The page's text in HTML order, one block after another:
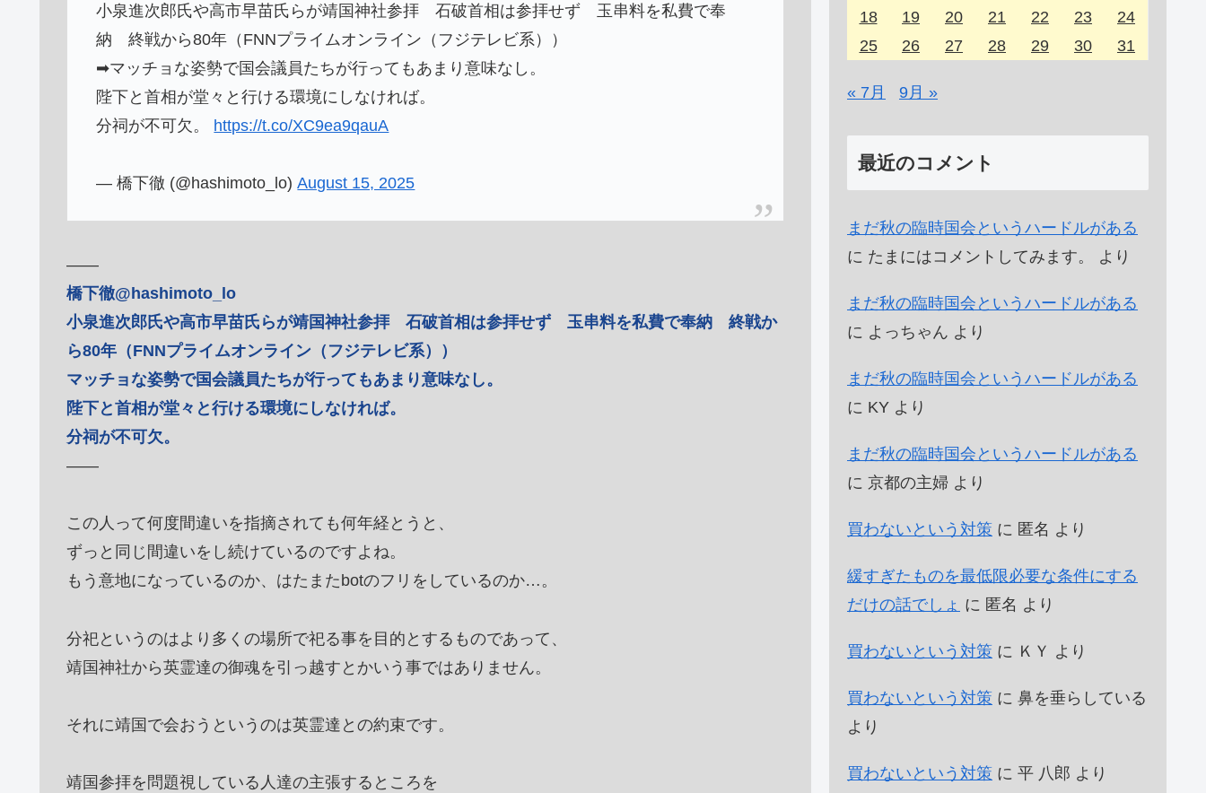
小泉進次郎氏や高市早苗氏らが靖国神社参拝 石破首相は参拝せず 玉串料を私費で奉
納 終戦から80年（FNNプライムオンライン（フジテレビ系））
➡︎マッチョな姿勢で国会議員たちが行ってもあまり意味なし。
陛下と首相が堂々と行ける環境にしなければ。
分祠が不可欠。 https://t.co/XC9ea9qauA
— 橋下徹 (@hashimoto_lo)August 15, 2025
――
橋下徹@hashimoto_lo
小泉進次郎氏や高市早苗氏らが靖国神社参拝 石破首相は参拝せず 玉串料を私費で奉納 終戦か
ら80年（FNNプライムオンライン（フジテレビ系））
マッチョな姿勢で国会議員たちが行ってもあまり意味なし。
陛下と首相が堂々と行ける環境にしなければ。
分祠が不可欠。
――
この人って何度間違いを指摘されても何年経とうと、
ずっと同じ間違いをし続けているのですよね。
もう意地になっているのか、はたまたbotのフリをしているのか…。
分祀というのはより多くの場所で祀る事を目的とするものであって、
靖国神社から英霊達の御魂を引っ越すとかいう事ではありません。
それに靖国で会おうというのは英霊達との約束です。
靖国参拝を問題視している人達の主張するところを
18
19 20 21 22 23
24
25
26 27 28 29 30 31
« 7月 9月 »
最近のコメント
まだ秋の臨時国会というハードルがある
に たまにはコメントしてみます。 より
まだ秋の臨時国会というハードルがある
に よっちゃん より
まだ秋の臨時国会というハードルがある
に KY より
まだ秋の臨時国会というハードルがある
に 京都の主婦 より
買わないという対策 に 匿名 より
緩すぎたものを最低限必要な条件にする
だけの話でしょ に 匿名 より
買わないという対策 に ＫＹ より
買わないという対策 に 鼻を垂らしている
より
買わないという対策 に 平 八郎 より